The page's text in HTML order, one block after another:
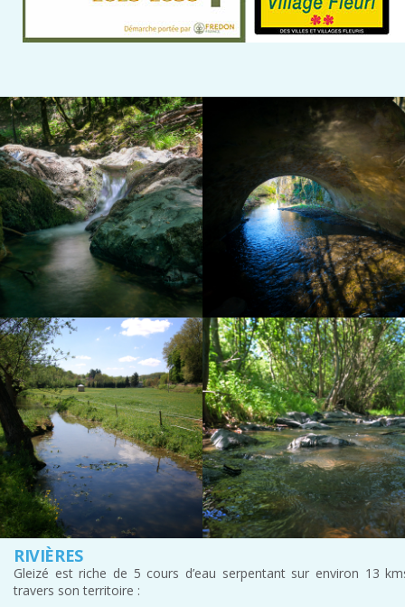
RIVIÈRES
Gleizé est riche de 5 cours d’eau serpentant sur environ 13
travers son territoire :